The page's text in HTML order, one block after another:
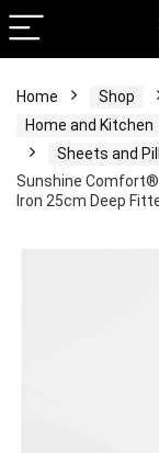
Home Shop
Home and Kitchen
Sheets and
Sunshine Comfort®
Iron 25cm Deep